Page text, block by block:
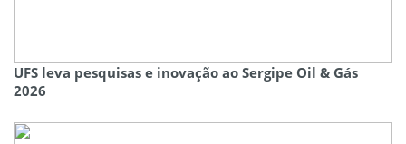
UFS leva pesquisas e inovação ao Sergipe Oil & Gás
2026